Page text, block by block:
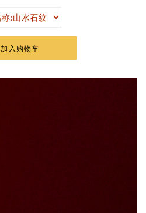
加入购物车